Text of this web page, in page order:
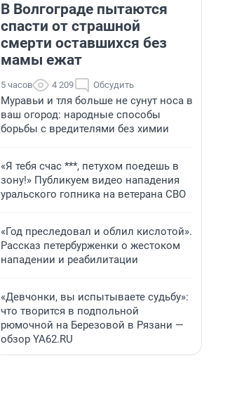
В Волгограде пытаются
спасти от страшной
смерти оставшихся без
мамы ежат
5 часов 4 209 Обсудить
Муравьи и тля больше не сунут носа в
ваш огород: народные способы
борьбы с вредителями без химии
«Я тебя счас ***, петухом поедешь в
зону!» Публикуем видео нападения
уральского гопника на ветерана СВО
«Год преследовал и облил кислотой».
Рассказ петербурженки о жестоком
нападении и реабилитации
«Девчонки, вы испытываете судьбу»:
что творится в подпольной
рюмочной на Березовой в Рязани —
обзор YA62.RU